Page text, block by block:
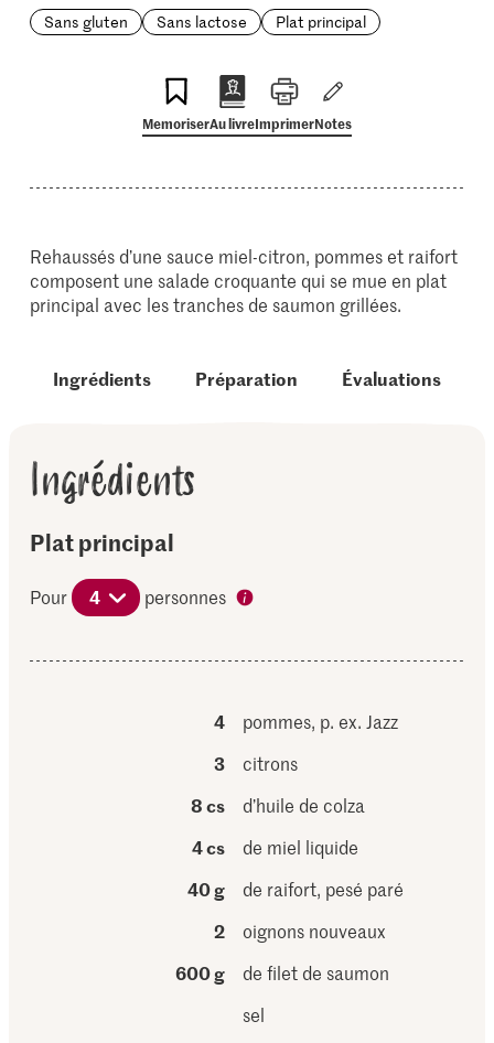
Sans gluten
Sans lactose Plat principal
MemoriserAu livreImprimerNotes
Rehaussés d’une sauce miel-citron, pommes et raifort
composent une salade croquante qui se mue en plat
principal avec les tranches de saumon grillées.
Ingrédients Préparation Évaluations
Ingrédients
Plat principal
Pour 4 personnes
4
pommes, p. ex. Jazz
3
citrons
8 cs
d’huile de colza
4 cs
de miel liquide
40 g
de raifort, pesé paré
2
oignons nouveaux
600 g
de filet de saumon
sel